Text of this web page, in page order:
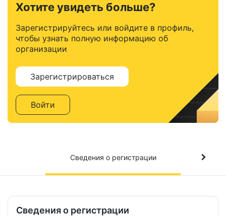
Хотите увидеть больше?
Зарегистрируйтесь или войдите в профиль,
чтобы узнать полную информацию об
организации
Зарегистрироваться
Войти
Сведения о регистрации
Сведения о регистрации